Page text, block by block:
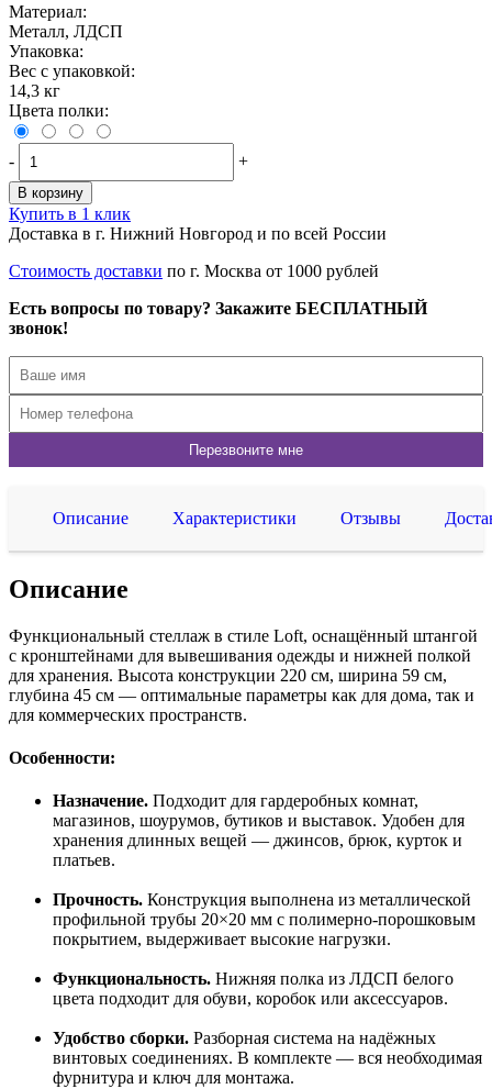
Материал:
Металл, ЛДСП
Упаковка:
Вес с упаковкой:
14,3 кг
Цвета полки:
- +
В корзину
Купить в 1 клик
Доставка в г. Нижний Новгород и по всей России
Стоимость доставки по г. Москва от 1000 рублей
Есть вопросы по товару? Закажите БЕСПЛАТНЫЙ
звонок!
Описание Характеристики Отзывы
Описание
Функциональный стеллаж в стиле Loft, оснащённый штангой
с кронштейнами для вывешивания одежды и нижней полкой
для хранения. Высота конструкции 220 см, ширина 59 см,
глубина 45 см — оптимальные параметры как для дома, так и
для коммерческих пространств.
Особенности:
Назначение. Подходит для гардеробных комнат,
магазинов, шоурумов, бутиков и выставок. Удобен для
хранения длинных вещей — джинсов, брюк, курток и
платьев.
Прочность. Конструкция выполнена из металлической
профильной трубы 20×20 мм с полимерно-порошковым
покрытием, выдерживает высокие нагрузки.
Функциональность. Нижняя полка из ЛДСП белого
цвета подходит для обуви, коробок или аксессуаров.
Удобство сборки. Разборная система на надёжных
винтовых соединениях. В комплекте — вся необходимая
фурнитура и ключ для монтажа.